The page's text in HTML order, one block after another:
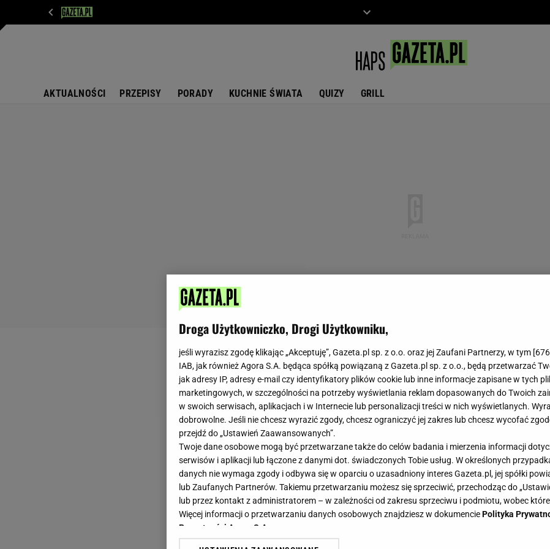
AKTUALNOŚCI PRZEPISY PORADY KUCHNIE ŚWIATA QUIZY GRILL
Droga Użytkowniczko, Drogi Użytkowniku,
jeśli wyrazisz zgodę klikając „Akceptuję”, Gazeta.pl sp. z o.o. oraz jej Zaufani Partnerzy, w tym [676
IAB, jak również Agora S.A. będąca spółką powiązaną z Gazeta.pl sp. z o.o., będą przetwarzać
jak adresy IP, adresy e-mail czy identyfikatory plików cookie lub inne informacje zapisane w tych
marketingowych, w szczególności na potrzeby wyświetlania reklam dopasowanych do Twoich
w swoich serwisach, aplikacjach i w Internecie lub personalizacji treści w nich wyświetlanych.
dobrowolne. Jeśli nie chcesz wyrazić zgody, chcesz ograniczyć jej zakres lub chcesz wycofać
przejdź do „Ustawień Zaawansowanych”.
Twoje dane osobowe mogą być przetwarzane także do celów badania i mierzenia informacji
serwisów i aplikacji lub łączone z danymi dot. świadczonych Tobie usług. W określonych
danych nie wymaga zgody i odbywa się w oparciu o uzasadniony interes Gazeta.pl, jej spółki
lub Zaufanych Partnerów. Takiemu przetwarzaniu możesz się sprzeciwić, przechodząc do
lub przez kontakt z administratorem – w zależności od zakresu sprzeciwu i podmiotu, wobec
Więcej informacji o przetwarzaniu danych osobowych znajdziesz w dokumenciePolityka
Prywatności Agora S.A.